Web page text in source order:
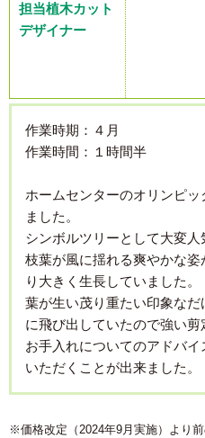
担当植木カット
デザイナー
作業時期：４月
作業時間：１時間半
ホームセンターのオリンピ
ました。
シンボルツリーとして大変人
枝葉が風に揺れる爽やかな
り大きく生長していました。
葉が生い茂り重たい印象な
に飛び出していたので強い剪
お手入れについてのアドバ
いただくことが出来ました。
※価格改定（2024年9月実施）より